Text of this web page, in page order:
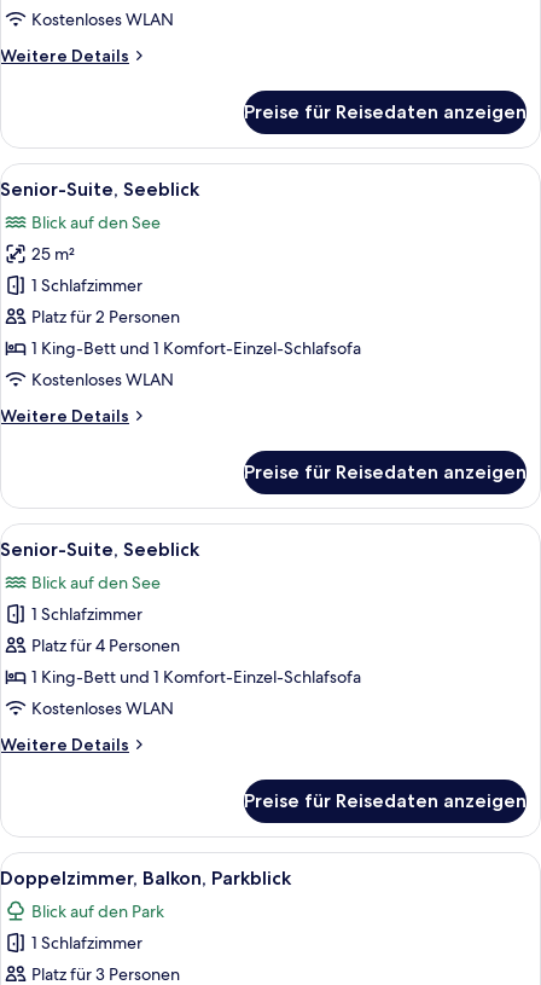
Kostenloses WLAN
Weitere Details
Weitere
Balkon,
Seeblick
Preise für Reisedaten anzeigen
Alle
Fotos
für
Senior-
Suite,
Seeblick
anzeigen
Ein modernes Hotelzimmer mit
6
Senior-Suite, Seeblick
Blick auf den See
25 m²
1 Schlafzimmer
Platz für 2 Personen
1 King-Bett und 1 Komfort-Einzel-Schlafsofa
Kostenloses WLAN
Weitere Details
Weitere
Suite,
Seeblick
Preise für Reisedaten anzeigen
Alle
Fotos
für
Senior-
Suite,
Seeblick
anzeigen
Ein modernes Hotelzimmer mit
4
Senior-Suite, Seeblick
Blick auf den See
1 Schlafzimmer
Platz für 4 Personen
1 King-Bett und 1 Komfort-Einzel-Schlafsofa
Kostenloses WLAN
Weitere Details
Weitere
Suite,
Seeblick
Preise für Reisedaten anzeigen
Alle
Fotos
für
Doppelzimmer,
Balkon,
Ein modernes Schlafzimmer mit
4
Doppelzimmer, Balkon, Parkblick
Blick auf den Park
1 Schlafzimmer
Platz für 3 Personen